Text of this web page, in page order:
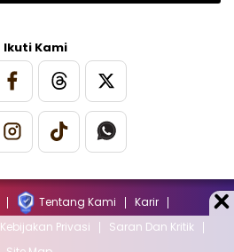
Ikuti Kami
Tentang Kami
Karir
Kebijakan Privasi
Saran Dan Kritik